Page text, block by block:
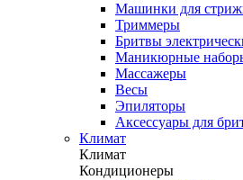
Машинки для
Триммеры
Бритвы
Маникюрные
Массажеры
Весы
Эпиляторы
Аксессуары для
Климат
Климат
Кондиционеры